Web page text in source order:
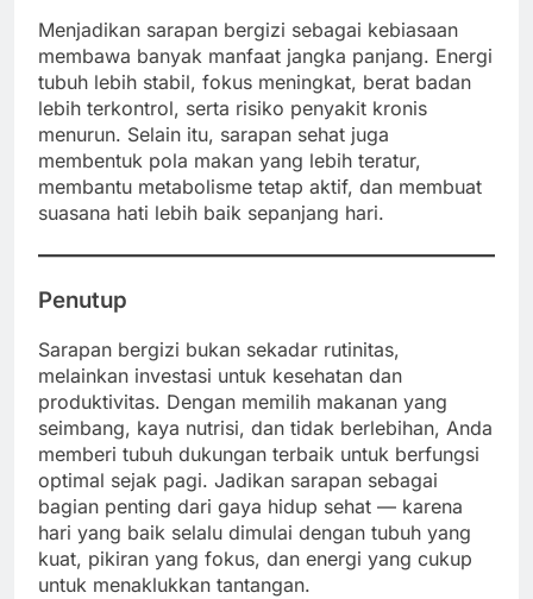
Menjadikan sarapan bergizi sebagai kebiasaan
membawa banyak manfaat jangka panjang. Energi
tubuh lebih stabil, fokus meningkat, berat badan
lebih terkontrol, serta risiko penyakit kronis
menurun. Selain itu, sarapan sehat juga
membentuk pola makan yang lebih teratur,
membantu metabolisme tetap aktif, dan membuat
suasana hati lebih baik sepanjang hari.
Penutup
Sarapan bergizi bukan sekadar rutinitas,
melainkan investasi untuk kesehatan dan
produktivitas. Dengan memilih makanan yang
seimbang, kaya nutrisi, dan tidak berlebihan, Anda
memberi tubuh dukungan terbaik untuk berfungsi
optimal sejak pagi. Jadikan sarapan sebagai
bagian penting dari gaya hidup sehat — karena
hari yang baik selalu dimulai dengan tubuh yang
kuat, pikiran yang fokus, dan energi yang cukup
untuk menaklukkan tantangan.